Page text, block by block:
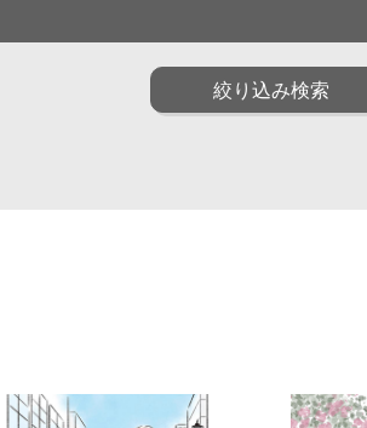
油画
アニメ・ゲーム
インフォグラフィック
男性
動物
絞り込み検索